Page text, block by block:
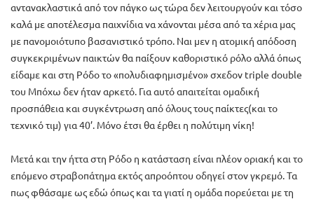
αντανακλαστικά από τον πάγκο ως τώρα δεν λειτουργούν και τόσο
καλά με αποτέλεσμα παιχνίδια να χάνονται μέσα από τα χέρια μας
με πανομοιότυπο βασανιστικό τρόπο. Ναι μεν η ατομική απόδοση
συγκεκριμένων παικτών θα παίξουν καθοριστικό ρόλο αλλά όπως
είδαμε και στη Ρόδο το «πολυδιαφημισμένο» σχεδον triple double
του Μπόχω δεν ήταν αρκετό. Για αυτό απαιτείται ομαδική
προσπάθεια και συγκέντρωση από όλους τους παίκτες(και το
τεχνικό τιμ) για 40’. Μόνο έτσι θα έρθει η πολύτιμη νίκη!
Μετά και την ήττα στη Ρόδο η κατάσταση είναι πλέον οριακή και το
επόμενο στραβοπάτημα εκτός απροόπτου οδηγεί στον γκρεμό. Τα
πως φθάσαμε ως εδώ όπως και τα γιατί η ομάδα πορεύεται με τη